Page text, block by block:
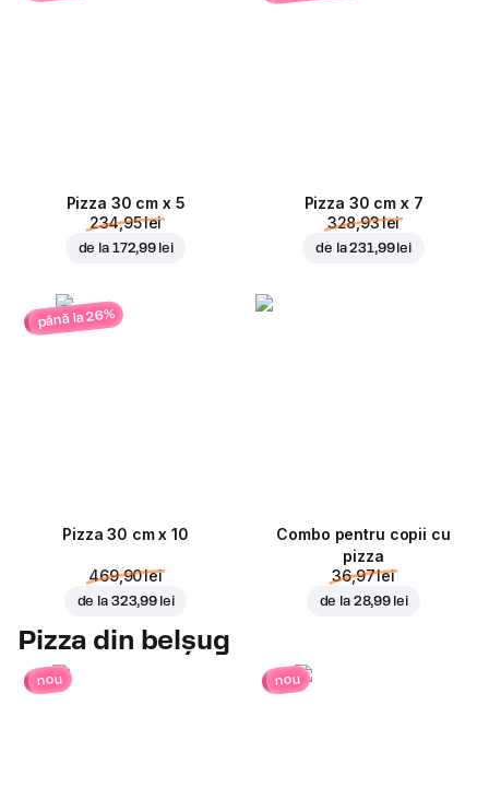
Pizza 30 cm x 5
234,95 lei
de la 172,99 lei
Pizza 30 cm x 7
328,93 lei
de la231,99 lei
până la 26%
Pizza 30 cm x 10
469,90 lei
de la 323,99 lei
Combo pentru copii cu
pizza
36,97 lei
de la 28,99 lei
Pizza din belșug
nou nou